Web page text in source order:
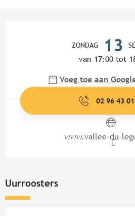
ZONDAG 13
van 17:00 tot
Voeg toe aan
02 96 43 01
www.vallee-du-
Uurroosters